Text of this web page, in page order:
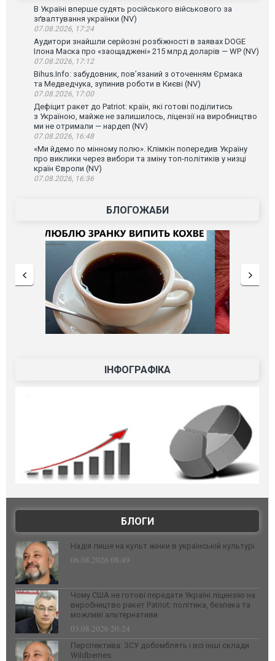
В Україні вперше судять російського військового за
зґвалтування українки (NV)
07.08.2026, 17:24
Аудитори знайшли серйозні розбіжності в заявах DOGE
Ілона Маска про «заощаджені» 215 млрд доларів — WP (NV)
07.08.2026, 17:12
Bihus.Info: забудовник, пов’язаний з оточенням Єрмака
та Медведчука, зупинив роботи в Києві (NV)
07.08.2026, 17:00
Дефіцит ракет до Patriot: країн, які готові поділитись
з Україною, майже не залишилось, ліцензії на виробництво
ми не отримали — нардеп (NV)
07.08.2026, 16:48
«Ми йдемо по мінному полю». Клімкін попередив Україну
про виклики через вибори та зміну топ-політиків у низці
країн Європи (NV)
07.08.2026, 16:36
БЛОГОЖАБИ
ІНФОГРАФІКА
БЛОГИ
Надія лише на культ жінки в українській культурі
06.08.2026 08:49
Чому США не готові передати Україні ліцензію на
виробництво ракет Patriot: політика, безпека та
можливі альтернативи
03.08.2026 20:24
Перспектива: ЗСУ добомблять і всі інші склади
Wildberries